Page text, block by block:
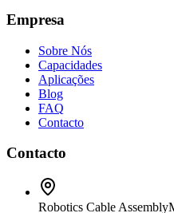
Empresa
Sobre Nós
Capacidades
Aplicações
Blog
FAQ
Contacto
Contacto
Robotics Cable Assembly